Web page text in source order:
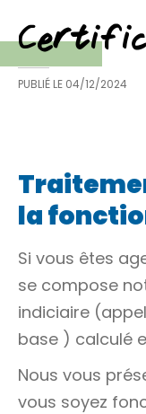
PUBLIÉ LE 04/12/2024
la
Si vous êtes
se compose
indiciaire
base ) calculé
Nous vous
vous soyez